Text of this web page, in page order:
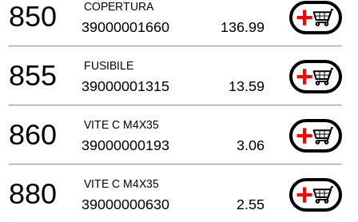
COPERTURA +
850 39000001660 136.99
FUSIBILE +
855 39000001315 13.59
VITE C M4X35 +
860 39000000193 3.06
VITE C M4X35 +
880 39000000630 2.55